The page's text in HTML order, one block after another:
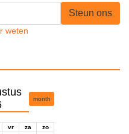
Steun ons
weten
month
vr za
zo